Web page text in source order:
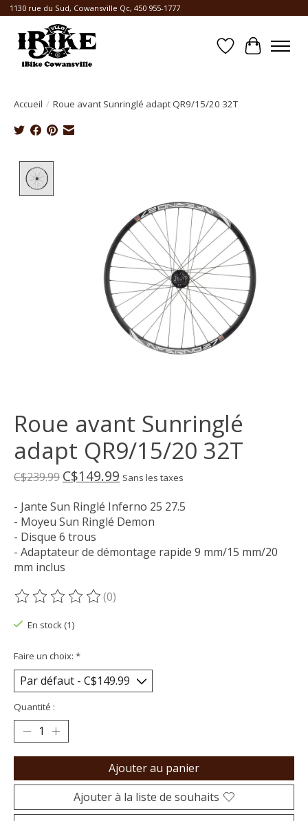
1130 rue du Sud, Cowansville Qc, 450 955-1777
Liste dePanier
Accueil / Roue avant Sunringlé adapt QR9/15/20 32T
Roue avant Sunringlé
adapt QR9/15/20 32T
C$239.99 C$149.99 Sans les taxes
- Jante Sun Ringlé Inferno 25 27.5
- Moyeu Sun Ringlé Demon
- Disque 6 trous
- Adaptateur de démontage rapide 9 mm/15 mm/20
mm inclus
Ce produit est évalué à
(0)
En stock (1)
Faire un choix: *
Quantité :
Ajouter au panier
Ajouter à la liste de souhaits